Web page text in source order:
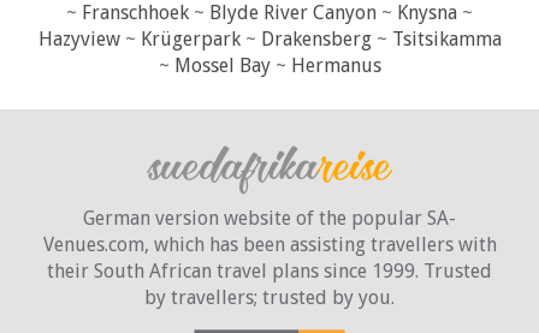
~ Franschhoek ~ Blyde River Canyon ~ Knysna ~
Hazyview~ Krügerpark~ Drakensberg~ Tsitsikamma
~ Mossel Bay~ Hermanus
German version website of the popular SA-
Venues.com, which has been assisting travellers with
their South African travel plans since 1999. Trusted
by travellers; trusted by you.